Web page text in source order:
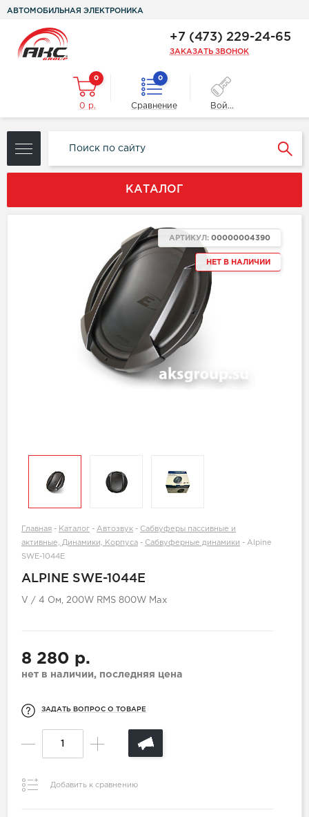
АВТОМОБИЛЬНАЯ ЭЛЕКТРОНИКА
+7 (473) 229-24-65
ЗАКАЗАТЬ ЗВОНОК
0
0 р.
0
Сравнение Войти
КАТАЛОГ
НЕТ В НАЛИЧИИ
АРТИКУЛ: 00000004390
Главная - Каталог - Автозвук - Сабвуферы пассивные и
активные, Динамики, Корпуса - Сабвуферные динамики - Alpine
SWE-1044E
ALPINE SWE-1044E
V / 4 Ом, 200W RMS 800W Max
8 280 р.
нет в наличии, последняя цена
ЗАДАТЬ ВОПРОС О ТОВАРЕ
Добавить к сравнению